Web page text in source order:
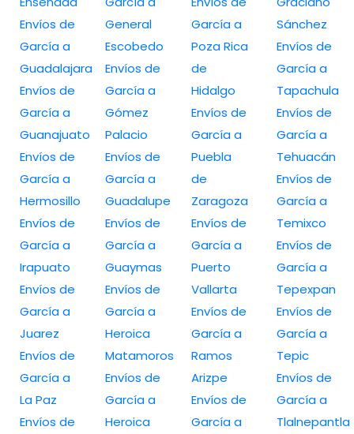
Envíos de
García a
Guadalajara
Envíos de
García a
Guanajuato
Envíos de
García a
Hermosillo
Envíos de
García a
Irapuato
Envíos de
García a
Juarez
Envíos de
García a
La Paz
Envíos de
General
Escobedo
Envíos de
García a
Gómez
Palacio
Envíos de
García a
Guadalupe
Envíos de
García a
Guaymas
Envíos de
García a
Heroica
Matamoros
Envíos de
García a
Heroica
García a
Poza Rica
de
Hidalgo
Envíos de
García a
Puebla
de
Zaragoza
Envíos de
García a
Puerto
Vallarta
Envíos de
García a
Ramos
Arizpe
Envíos de
García a
Sánchez
Envíos de
García a
Tapachula
Envíos de
García a
Tehuacán
Envíos de
García a
Temixco
Envíos de
García a
Tepexpan
Envíos de
García a
Tepic
Envíos de
García a
Tlalnepantla